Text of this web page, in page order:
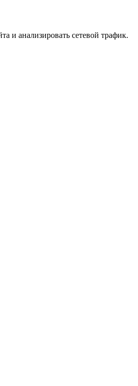
и анализировать сетевой трафик.